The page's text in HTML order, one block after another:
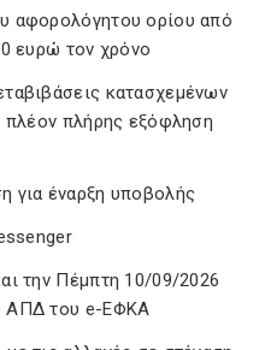
αφορολόγητου ορίου από
ευρώ τον χρόνο
κατασχεμένων
πλέον πλήρης εξόφληση
για έναρξη υποβολής
την Πέμπτη 10/09/2026
ΑΠΔ του e-ΕΦΚΑ